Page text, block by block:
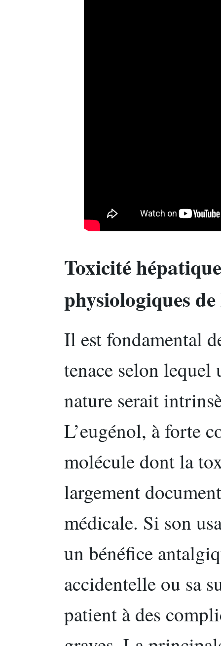
Toxicité
physiologiques
Il est fondamental
tenace selon lequel
nature serait
L’eugénol, à forte
molécule dont la
largement
médicale. Si son
un bénéfice
accidentelle ou sa
patient à des